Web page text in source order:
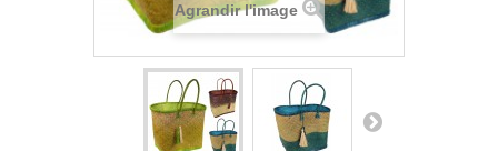
Agrandir l'image